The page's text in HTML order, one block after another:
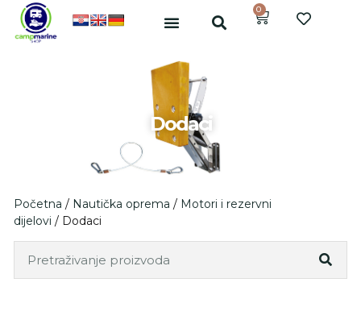
0
Dodaci
Početna / Nautička oprema / Motori i rezervni
dijelovi / Dodaci